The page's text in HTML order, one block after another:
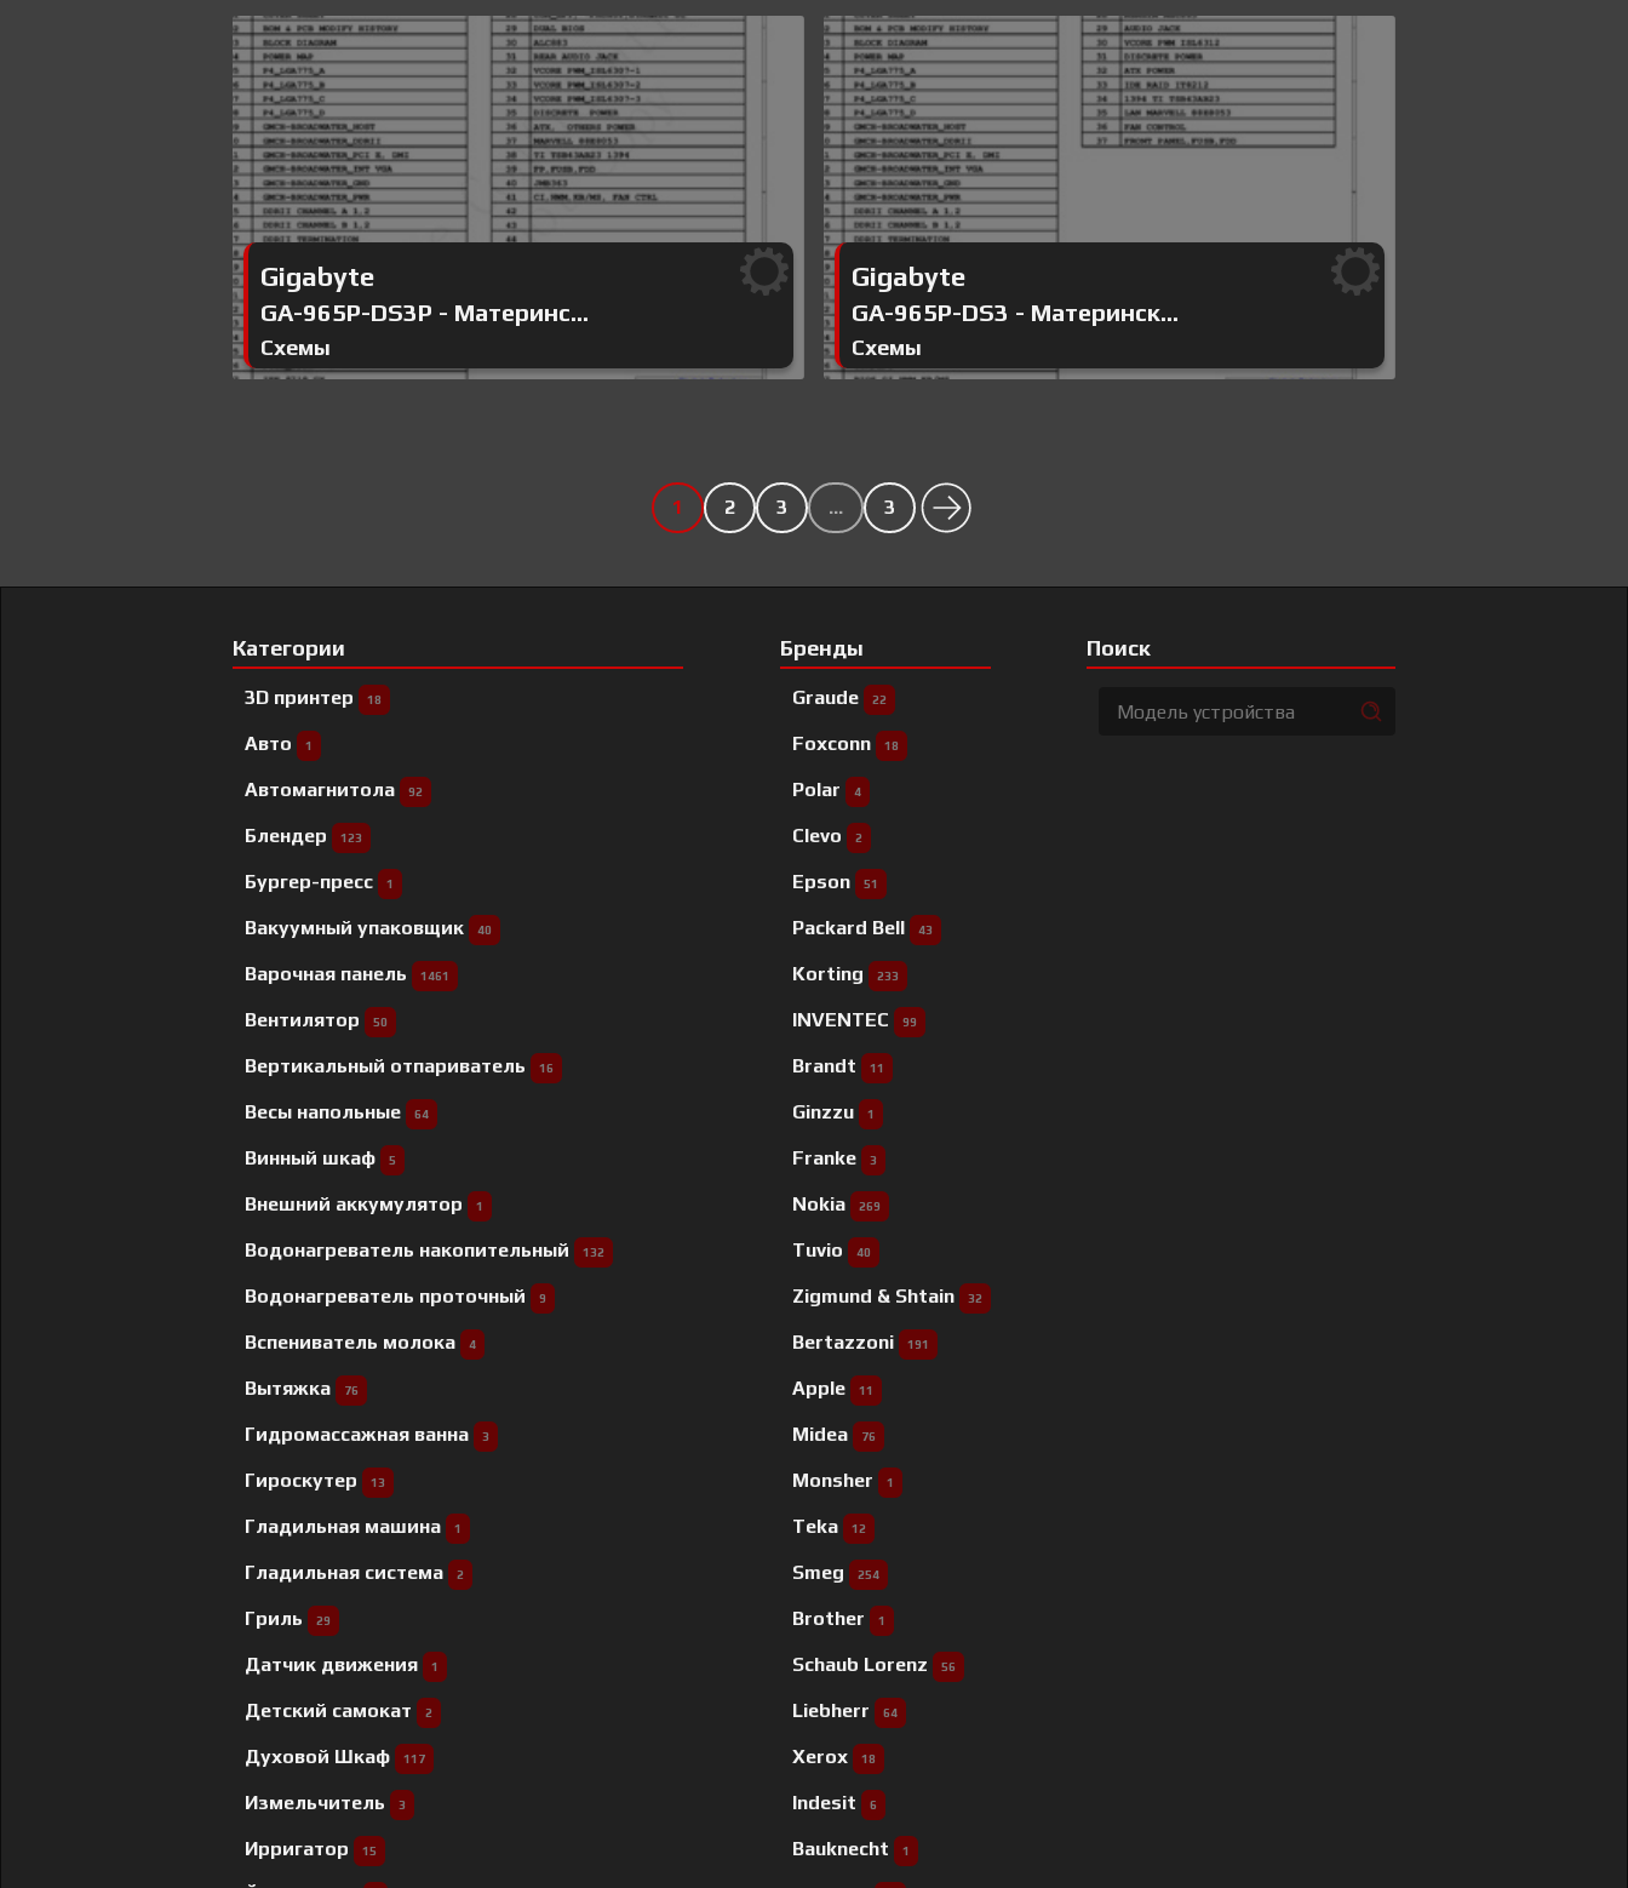
Gigabyte
GA-965P-DS3P - Материнс...
Схемы
Gigabyte
GA-965P-DS3 - Материнск...
Схемы
1 2 3 … 3
Категории
3D принтер 18
Авто 1
Автомагнитола 92
Блендер 123
Бургер-пресс 1
Вакуумный упаковщик 40
Варочная панель 1461
Вентилятор 50
Вертикальный отпариватель 16
Весы напольные 64
Винный шкаф 5
Внешний аккумулятор 1
Водонагреватель накопительный 132
Водонагреватель проточный 9
Вспениватель молока 4
Вытяжка 76
Гидромассажная ванна 3
Гироскутер 13
Гладильная машина 1
Гладильная система 2
Гриль 29
Датчик движения 1
Детский самокат 2
Духовой Шкаф 117
Измельчитель 3
Ирригатор 15
Бренды
Graude 22
Foxconn 18
Polar 4
Clevo 2
Epson 51
Packard Bell 43
Korting 233
INVENTEC 99
Brandt 11
Ginzzu 1
Franke 3
Nokia 269
Tuvio 40
Zigmund & Shtain 32
Bertazzoni 191
Apple 11
Midea 76
Monsher 1
Teka 12
Smeg 254
Brother 1
Schaub Lorenz 56
Liebherr 64
Xerox 18
Indesit 6
Bauknecht 1
Поиск